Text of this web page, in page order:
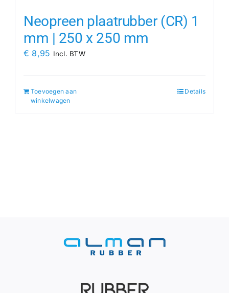
Neopreen plaatrubber (CR) 1
mm | 250 x 250 mm
€ 8,95 Incl. BTW
Toevoegen aan
winkelwagen
Details